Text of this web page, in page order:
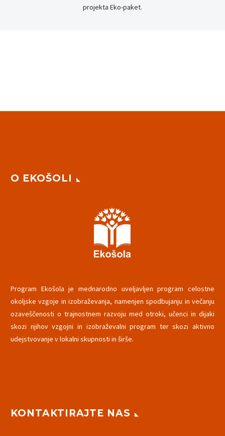
projekta Eko-paket.
O EKOŠOLI
Program Ekošola je mednarodno uveljavljen program celostne
okoljske vzgoje in izobraževanja, namenjen spodbujanju in večanju
ozaveščenosti o trajnostnem razvoju med otroki, učenci in dijaki
skozi njihov vzgojni in izobraževalni program ter skozi aktivno
udejstvovanje v lokalni skupnosti in širše.
KONTAKTIRAJTE NAS